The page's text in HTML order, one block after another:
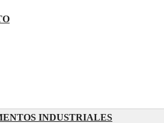
INDUSTRIALES